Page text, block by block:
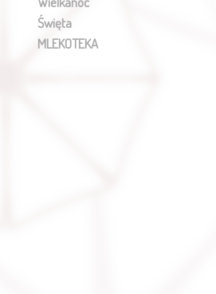
Święta
MLEKOTEKA